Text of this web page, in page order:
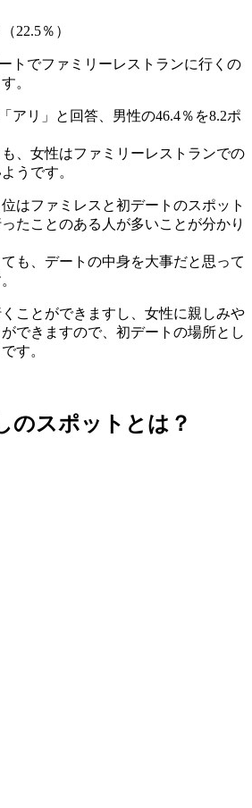
22.5％）
トでファミリーレストランに行くの
。
アリ」と回答、男性の46.4％を8.2ポ
、女性はファミリーレストランでの
うです。
はファミレスと初デートのスポット
たことのある人が多いことが分かり
も、デートの中身を大事だと思って
ことができますし、女性に親しみや
できますので、初デートの場所とし
す。
のスポットとは？